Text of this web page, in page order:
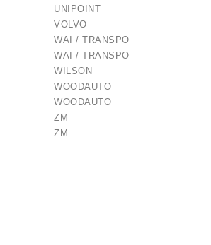
UNIPOINT
VOLVO
WAI / TRANSPO
WAI / TRANSPO
WILSON
WOODAUTO
WOODAUTO
ZM
ZM